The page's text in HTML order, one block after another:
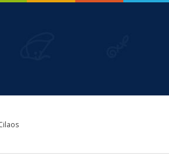
navigation